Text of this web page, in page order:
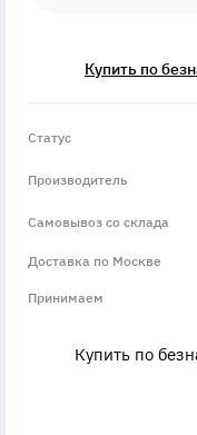
Купить по
Статус
Производитель
Самовывоз со склада
Доставка по Москве
Принимаем
Купить по